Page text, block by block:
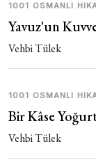
1001 OSMANLI
Yavuz'un
Vehbi Tülek
1001 OSMANLI
Bir Kâse
Vehbi Tülek